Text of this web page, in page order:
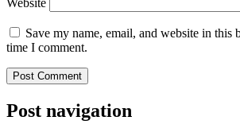
Website
Save my name, email, and website in this
time I comment.
Post navigation